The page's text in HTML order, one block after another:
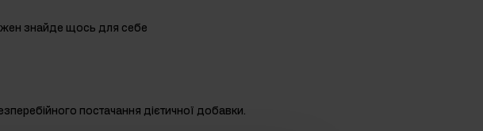
знайде щось для себе
постачання дієтичної добавки.